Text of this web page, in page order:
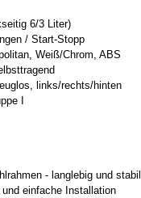
6/3 Liter)
/ Start-Stopp
Weiß/Chrom, ABS
links/rechts/hinten
I
- langlebig und stabil
einfache Installation